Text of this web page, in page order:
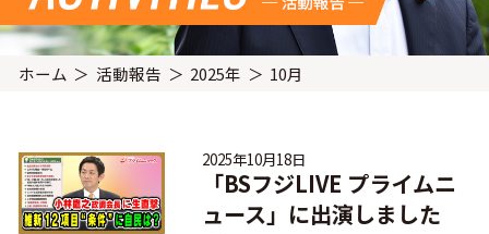
ホーム 活動報告 2025年 10月
2025年10月18日
「BSフジLIVE プライムニ
ュース」に出演しました